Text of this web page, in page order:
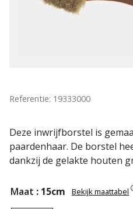
Referentie: 19333000
Deze inwrijfborstel is
paardenhaar. De borstel
dankzij de gelakte houten
Maat : 15cm Bekijk maattabel